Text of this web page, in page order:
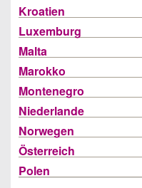
Kroatien
Luxemburg
Malta
Marokko
Montenegro
Niederlande
Norwegen
Österreich
Polen